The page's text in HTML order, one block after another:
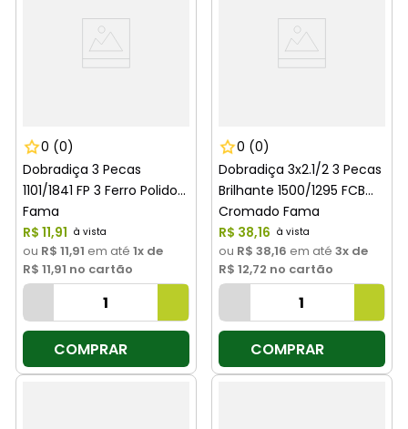
0 (0)
Dobradiça 3 Pecas
1101/1841 FP 3 Ferro Polido
Fama
R$ 11,91
ou R$ 11,91 em até 1x de
R$ 11,91 no cartão
COMPRAR
0 (0)
Dobradiça 3x2.1/2 3 Pecas
Brilhante 1500/1295 FCB
Cromado Fama
R$ 38,16
ou R$ 38,16 em até 3x de
R$ 12,72 no cartão
COMPRAR